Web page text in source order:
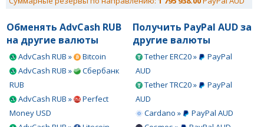
Обменять AdvCash RUB
на другие валюты
AdvCash RUB »
Bitcoin
AdvCash RUB »
Сбербанк
RUB
AdvCash RUB »
Perfect
Money USD
Получить PayPal AUD за
другие валюты
Tether ERC20 »
PayPal
AUD
Tether TRC20 »
PayPal
AUD
Cardano »
PayPal AUD